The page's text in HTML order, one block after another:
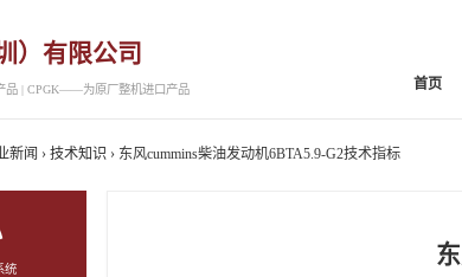
）有限公司
品 | CPGK——为原厂整机进口产品 首页
新闻 › 技术知识 › 东风cummins柴油发动机6BTA5.9-G2技术指标
统